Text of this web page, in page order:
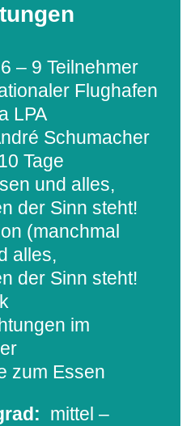
– 9 Teilnehmer
Flug­ha­fen
LPA
Schumacher
Tage
und alles,
der Sinn steht!
(manch­mal
alles,
der Sinn steht!
im
zum Essen
mit­tel –